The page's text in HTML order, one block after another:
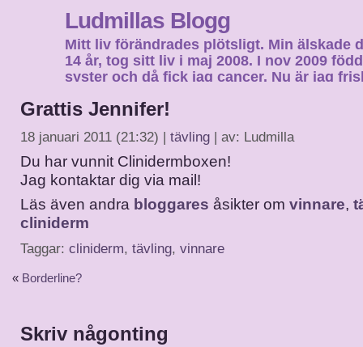
Ludmillas Blogg
Mitt liv förändrades plötsligt. Min älskade
14 år, tog sitt liv i maj 2008. I nov 2009
syster och då fick jag cancer. Nu är jag
Grattis Jennifer!
18 januari 2011 (21:32) | tävling | av: Ludmilla
Du har vunnit Clinidermboxen!
Jag kontaktar dig via mail!
Läs även andra bloggares åsikter om vinnare,
cliniderm
Taggar: cliniderm, tävling, vinnare
« Borderline?
Skriv någonting